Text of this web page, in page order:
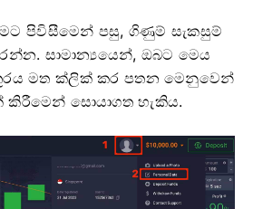
පිවිසීමෙන් පසු, ගිණුම් සැකසුම්
සාමාන්‍යයෙන්, ඔබට මෙය
මත ක්ලික් කර පතන මෙනුවෙන්
කිරීමෙන් සොයාගත හැකිය.